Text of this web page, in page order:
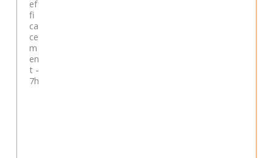
ef
fi
ca
ce
m
en
t -
7h